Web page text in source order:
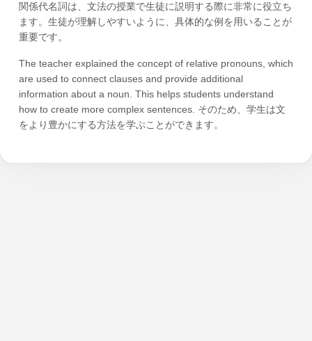
関係代名詞は、文法の授業で生徒に説明する際に非常に役立ち
ます。生徒が理解しやすいように、具体的な例を用いることが
重要です。
The teacher explained the concept of relative pronouns, which
are used to connect clauses and provide additional
information about a noun. This helps students understand
how to create more complex sentences. そのため、学生は文
をより豊かにする方法を学ぶことができます。